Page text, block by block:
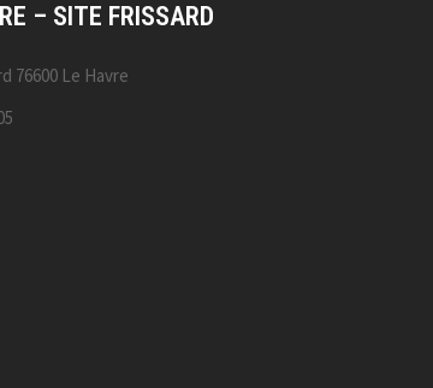
– SITE FRISSARD
76600 Le Havre